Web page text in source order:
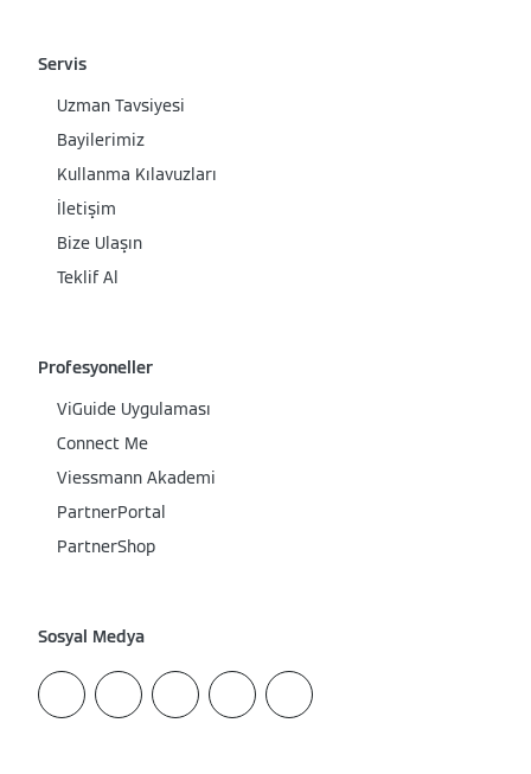
Servis
Uzman Tavsiyesi
Bayilerimiz
Kullanma Kılavuzları
İletişim
Bize Ulaşın
Teklif Al
Profesyoneller
ViGuide Uygulaması
Connect Me
Viessmann Akademi
PartnerPortal
PartnerShop
Sosyal Medya